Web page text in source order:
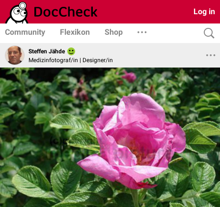
Log in
Community Flexikon Shop
Steffen Jähde
Medizinfotograf/in | Designer/in